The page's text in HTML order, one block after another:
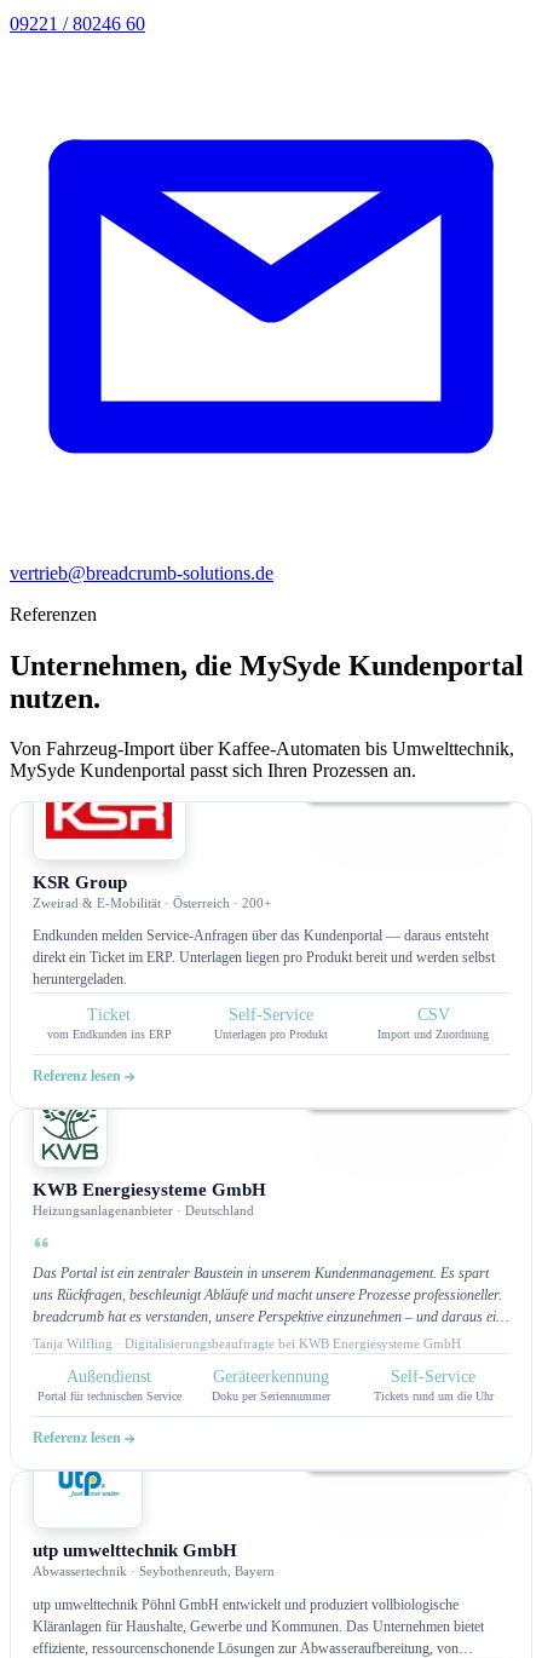
09221 / 80246 60
vertrieb@breadcrumb-solutions.de
Referenzen
Unternehmen, die MySyde Kundenportal
nutzen.
Von Fahrzeug-Import über Kaffee-Automaten bis Umwelttechnik,
MySyde Kundenportal passt sich Ihren Prozessen an.
Serviceportal
KSR Group
Zweirad & E-Mobilität · Österreich · 200+
Endkunden melden Service-Anfragen über das Kundenportal — daraus entsteht
direkt ein Ticket im ERP. Unterlagen liegen pro Produkt bereit und werden selbst
heruntergeladen.
Ticket
vom Endkunden ins ERP
Self-Service
Unterlagen pro Produkt
CSV
Import und Zuordnung
Referenz lesen
Kundenportal
KWB Energiesysteme GmbH
Heizungsanlagenanbieter · Deutschland
Das Portal ist ein zentraler Baustein in unserem Kundenmanagement. Es spart
uns Rückfragen, beschleunigt Abläufe und macht unsere Prozesse professioneller.
breadcrumb hat es verstanden, unsere Perspektive einzunehmen – und daraus eine
Lösung zu bauen, die nicht nur gut aussieht, sondern täglich funktioniert.
Tanja Wilfling · Digitalisierungsbeauftragte bei KWB Energiesysteme GmbH
Außendienst
Portal für technischen Service
Geräteerkennung
Doku per Seriennummer
Self-Service
Tickets rund um die Uhr
Referenz lesen
Kundenportal
utp umwelttechnik GmbH
Abwassertechnik · Seybothenreuth, Bayern
utp umwelttechnik Pöhnl GmbH entwickelt und produziert vollbiologische
Kläranlagen für Haushalte, Gewerbe und Kommunen. Das Unternehmen bietet
effiziente, ressourcenschonende Lösungen zur Abwasseraufbereitung, von